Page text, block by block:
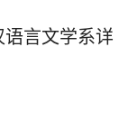
言文学系详